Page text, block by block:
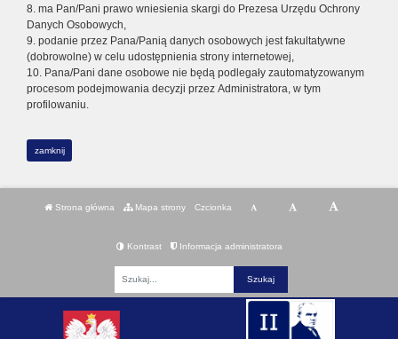
8. ma Pan/Pani prawo wniesienia skargi do Prezesa Urzędu Ochrony
Danych Osobowych,
9. podanie przez Pana/Panią danych osobowych jest fakultatywne
(dobrowolne) w celu udostępnienia strony internetowej,
10. Pana/Pani dane osobowe nie będą podlegały zautomatyzowanym
procesom podejmowania decyzji przez Administratora, w tym
profilowaniu.
zamknij
Strona główna Mapa strony Czcionka
Kontrast Informacja administratora